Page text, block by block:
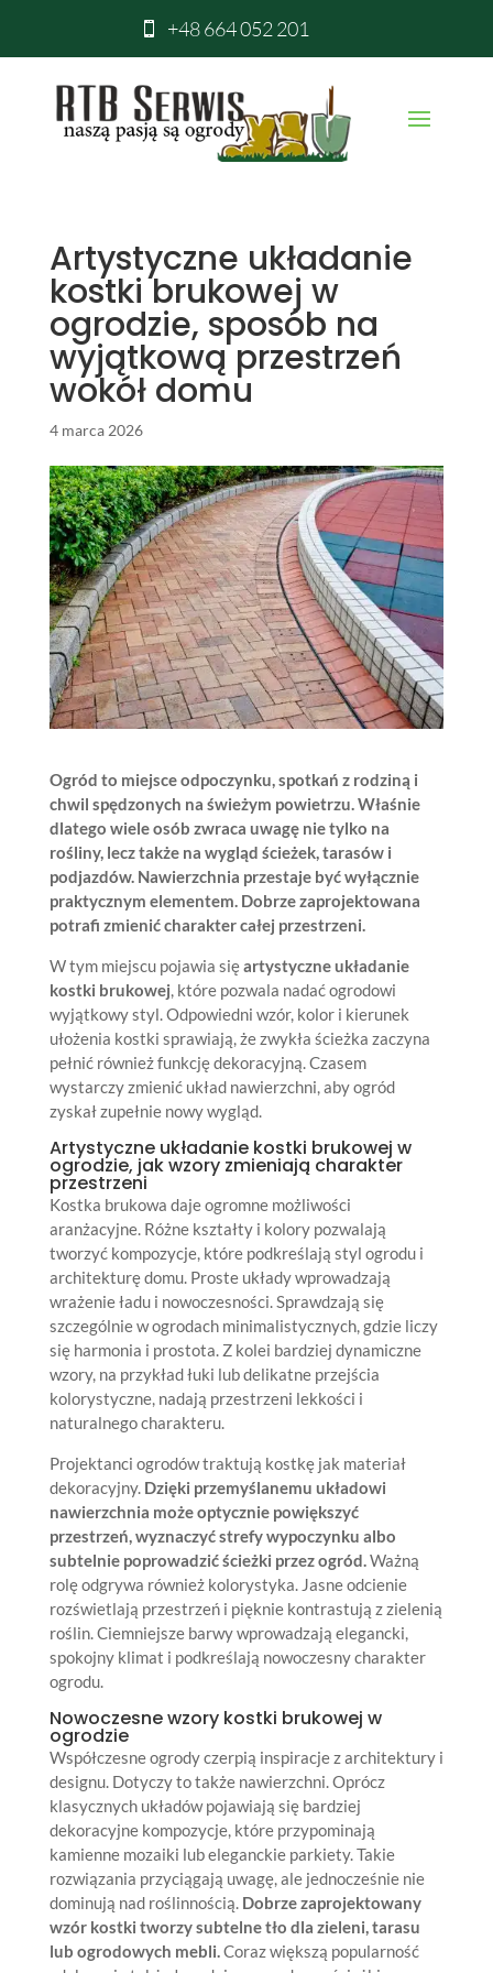
 +48 664 052 201
Artystyczne układanie
kostki brukowej w
ogrodzie, sposób na
wyjątkową przestrzeń
wokół domu
4 marca 2026
Ogród to miejsce odpoczynku, spotkań z rodziną i
chwil spędzonych na świeżym powietrzu. Właśnie
dlatego wiele osób zwraca uwagę nie tylko na
rośliny, lecz także na wygląd ścieżek, tarasów i
podjazdów. Nawierzchnia przestaje być wyłącznie
praktycznym elementem. Dobrze zaprojektowana
potrafi zmienić charakter całej przestrzeni.
W tym miejscu pojawia sięartystyczne układanie
kostki brukowej, które pozwala nadać ogrodowi
wyjątkowy styl. Odpowiedni wzór, kolor i kierunek
ułożenia kostki sprawiają, że zwykła ścieżka zaczyna
pełnić również funkcję dekoracyjną. Czasem
wystarczy zmienić układ nawierzchni, aby ogród
zyskał zupełnie nowy wygląd.
Artystyczne układanie kostki brukowej w
ogrodzie, jak wzory zmieniają charakter
przestrzeni
Kostka brukowa daje ogromne możliwości
aranżacyjne. Różne kształty i kolory pozwalają
tworzyć kompozycje, które podkreślają styl ogrodu i
architekturę domu. Proste układy wprowadzają
wrażenie ładu i nowoczesności. Sprawdzają się
szczególnie w ogrodach minimalistycznych, gdzie liczy
się harmonia i prostota. Z kolei bardziej dynamiczne
wzory, na przykład łuki lub delikatne przejścia
kolorystyczne, nadają przestrzeni lekkości i
naturalnego charakteru.
Projektanci ogrodów traktują kostkę jak materiał
dekoracyjny. Dzięki przemyślanemu układowi
nawierzchnia może optycznie powiększyć
przestrzeń, wyznaczyć strefy wypoczynku albo
subtelnie poprowadzić ścieżki przez ogród.Ważną
rolę odgrywa również kolorystyka. Jasne odcienie
rozświetlają przestrzeń i pięknie kontrastują z zielenią
roślin. Ciemniejsze barwy wprowadzają elegancki,
spokojny klimat i podkreślają nowoczesny charakter
ogrodu.
Nowoczesne wzory kostki brukowej w
ogrodzie
Współczesne ogrody czerpią inspiracje z architektury i
designu. Dotyczy to także nawierzchni. Oprócz
klasycznych układów pojawiają się bardziej
dekoracyjne kompozycje, które przypominają
kamienne mozaiki lub eleganckie parkiety. Takie
rozwiązania przyciągają uwagę, ale jednocześnie nie
dominują nad roślinnością. Dobrze zaprojektowany
wzór kostki tworzy subtelne tło dla zieleni, tarasu
lub ogrodowych mebli.Coraz większą popularność